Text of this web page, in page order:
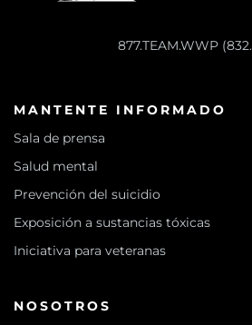
877.TEAM.WWP
MANTENTE INFORMADO
Sala de prensa
Salud mental
Prevención del suicidio
Exposición a sustancias tóxicas
Iniciativa para veteranas
NOSOTROS